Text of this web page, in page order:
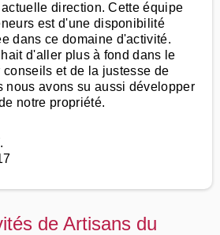
direction. Cette équipe
est d'une disponibilité
dans ce domaine d'activité.
d'aller plus à fond dans le
conseils et de la justesse de
nous avons su aussi développer
notre propriété.
de Artisans du